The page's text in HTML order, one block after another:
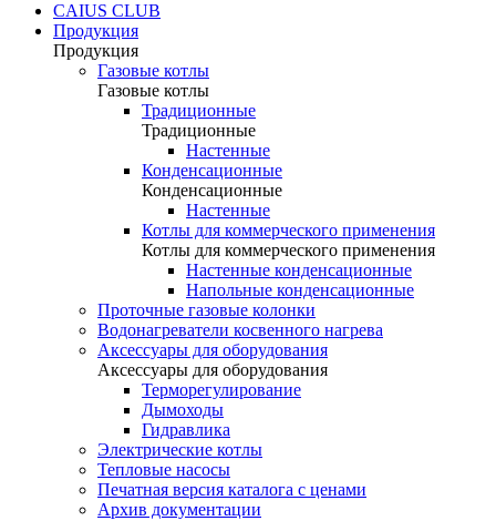
CAIUS CLUB
Продукция
Продукция
Газовые котлы
Газовые котлы
Традиционные
Традиционные
Настенные
Конденсационные
Конденсационные
Настенные
Котлы для коммерческого применения
Котлы для коммерческого применения
Настенные конденсационные
Напольные конденсационные
Проточные газовые колонки
Водонагреватели косвенного нагрева
Аксессуары для оборудования
Аксессуары для оборудования
Терморегулирование
Дымоходы
Гидравлика
Электрические котлы
Тепловые насосы
Печатная версия каталога с ценами
Архив документации